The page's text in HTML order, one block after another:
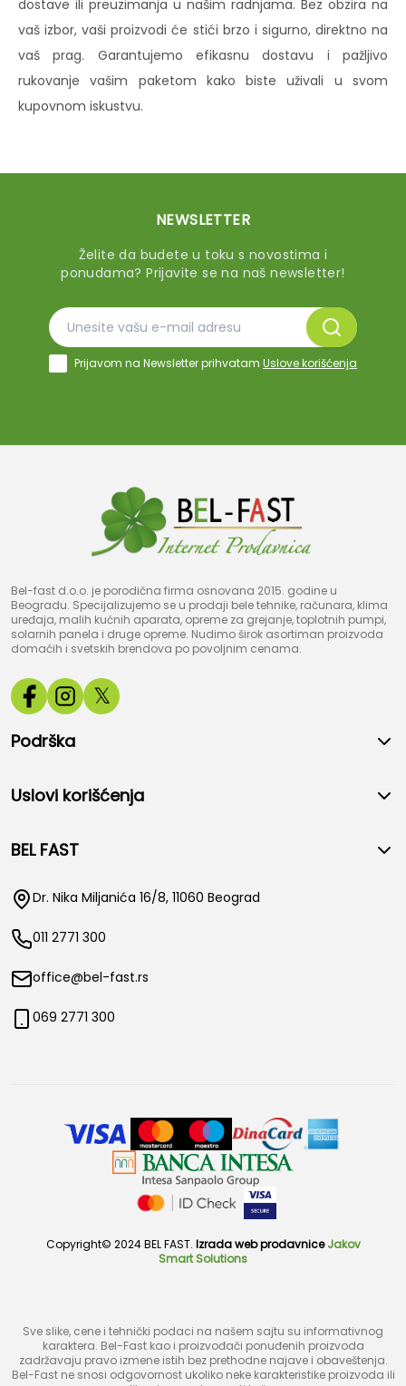
dostave ili preuzimanja u našim radnjama. Bez obzira na
vaš izbor, vaši proizvodi će stići brzo i sigurno, direktno na
vaš prag. Garantujemo efikasnu dostavu i pažljivo
rukovanje vašim paketom kako biste uživali u svom
kupovnom iskustvu.
NEWSLETTER
Želite da budete u toku s novostima i
ponudama? Prijavite se na naš newsletter!
Prijavom na Newsletter prihvatam Uslove korišćenja
Bel-fast d.o.o. je porodična firma osnovana 2015. godine u
Beogradu. Specijalizujemo se u prodaji bele tehnike, računara, klima
uređaja, malih kućnih aparata, opreme za grejanje, toplotnih pumpi,
solarnih panela i druge opreme. Nudimo širok asortiman proizvoda
domaćih i svetskih brendova po povoljnim cenama.
𝕏
Podrška
Uslovi korišćenja
BEL FAST
Dr. Nika Miljanića 16/8, 11060 Beograd
011 2771 300
office@bel-fast.rs
069 2771 300
Copyright© 2024 BEL FAST. Izrada web prodavnice Jakov
Smart Solutions
Sve slike, cene i tehnički podaci na našem sajtu su informativnog
karaktera. Bel-Fast kao i proizvođači ponuđenih proizvoda
zadržavaju pravo izmene istih bez prethodne najave i obaveštenja.
Bel-Fast ne snosi odgovornost ukoliko neke karakteristike proizvoda ili